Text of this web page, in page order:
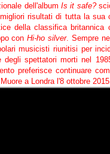
dell'album Is it safe?
risultati di tutta la sua
della classifica britannica
conHi-ho silver. Sempre
musicisti riunitisi per
degli spettatori morti nel
preferisce continuare
a Londra l'8 ottobre